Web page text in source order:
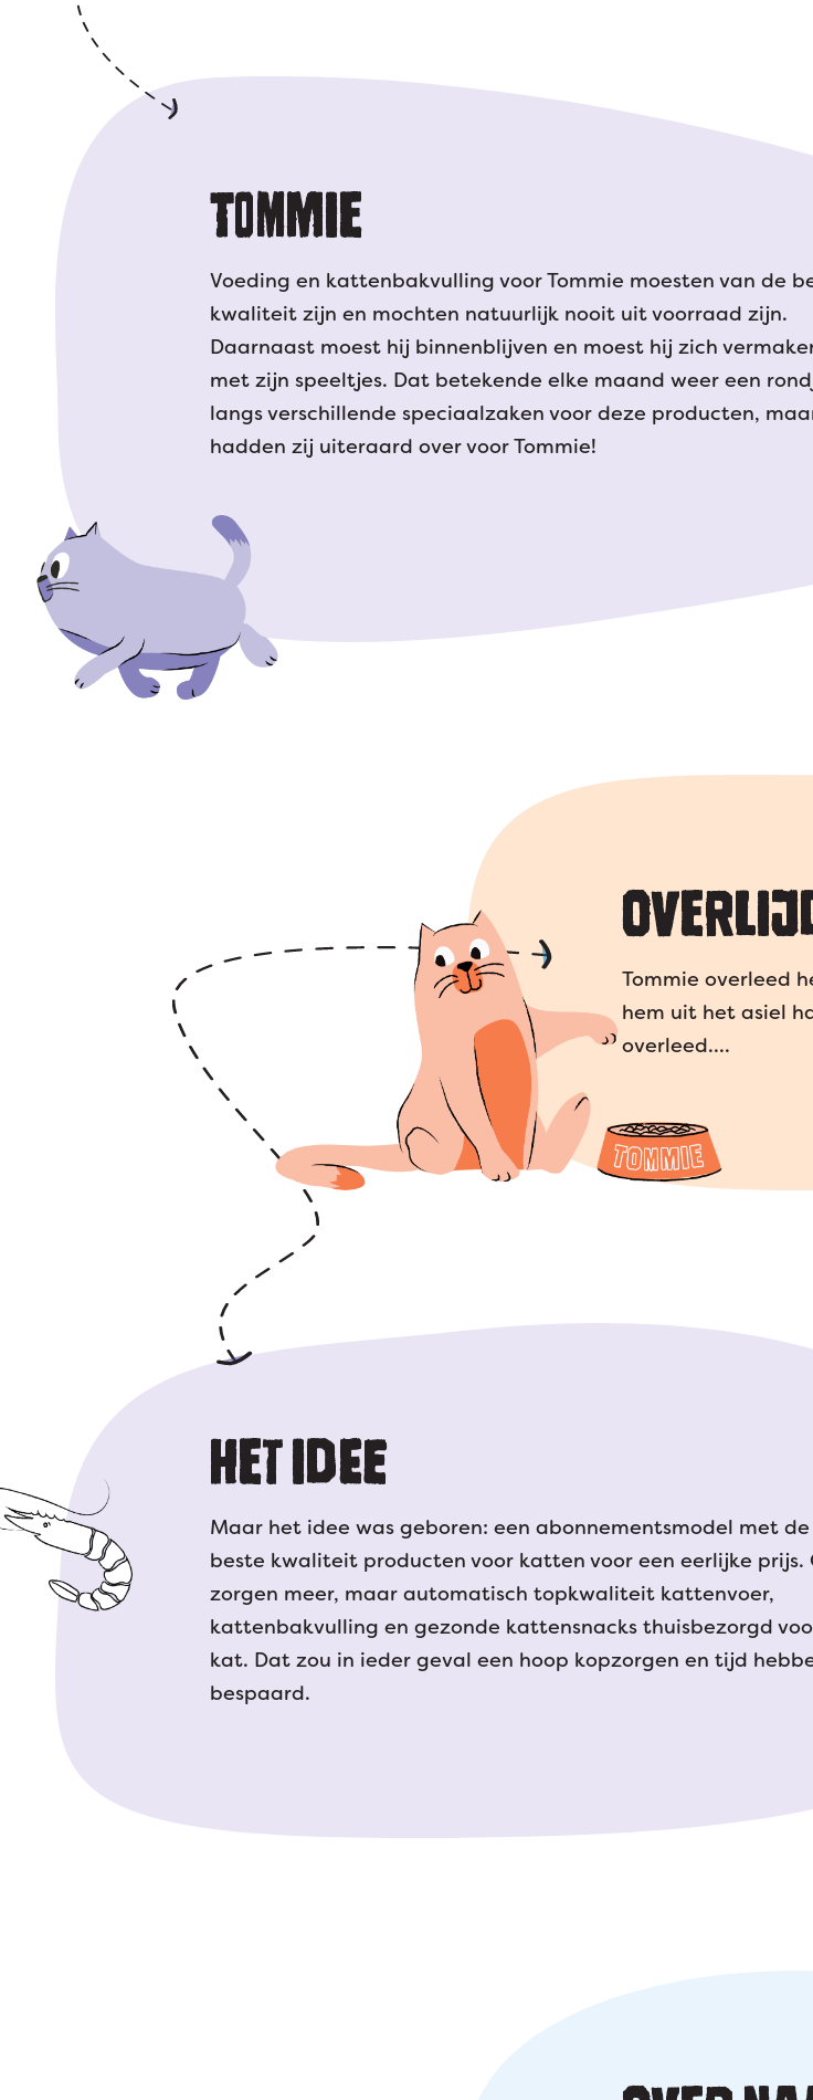
TOMMIE
Voeding en kattenbakvulling voor Tommie moesten van de
kwaliteit zijn en mochten natuurlijk nooit uit voorraad zijn.
Daarnaast moest hij binnenblijven en moest hij zich
met zijn speeltjes. Dat betekende elke maand weer een
langs verschillende speciaalzaken voor deze producten,
hadden zij uiteraard over voor Tommie!
Tommie overleed
hem uit het asiel
overleed….
HET IDEE
Maar het idee was geboren: een abonnementsmodel met de
beste kwaliteit producten voor katten voor een eerlijke prijs.
zorgen meer, maar automatisch topkwaliteit kattenvoer,
kattenbakvulling en gezonde kattensnacks thuisbezorgd
kat. Dat zou in ieder geval een hoop kopzorgen en tijd
bespaard.